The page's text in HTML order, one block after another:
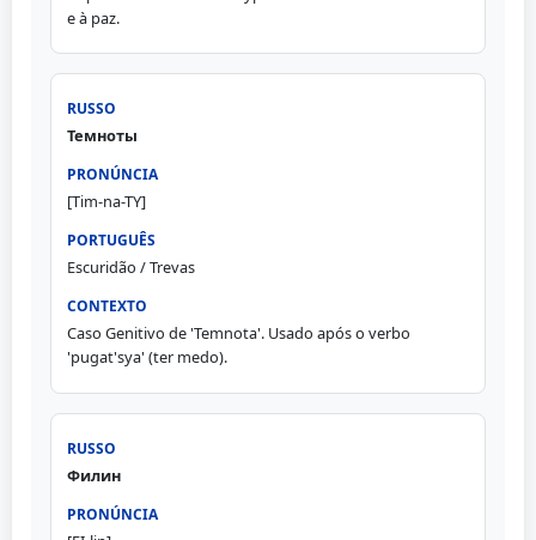
e à paz.
Темноты
[Tim-na-TY]
Escuridão / Trevas
Caso Genitivo de 'Temnota'. Usado após o verbo
'pugat'sya' (ter medo).
Филин